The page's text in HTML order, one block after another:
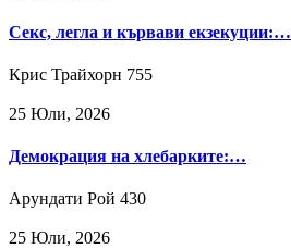
Секс, легла и кървави екзекуции:…
Крис Трайхорн 755
25 Юли, 2026
Демокрация на хлебарките:…
Арундати Рой 430
25 Юли, 2026